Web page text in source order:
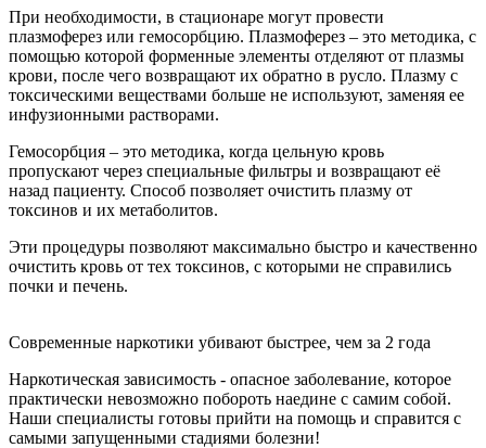
При необходимости, в стационаре могут провести
плазмоферез или гемосорбцию. Плазмоферез – это методика, с
помощью которой форменные элементы отделяют от плазмы
крови, после чего возвращают их обратно в русло. Плазму с
токсическими веществами больше не используют, заменяя ее
инфузионными растворами.
Гемосорбция – это методика, когда цельную кровь
пропускают через специальные фильтры и возвращают её
назад пациенту. Способ позволяет очистить плазму от
токсинов и их метаболитов.
Эти процедуры позволяют максимально быстро и качественно
очистить кровь от тех токсинов, с которыми не справились
почки и печень.
Современные наркотики убивают быстрее, чем за 2 года
Наркотическая зависимость - опасное заболевание, которое
практически невозможно побороть наедине с самим собой.
Наши специалисты готовы прийти на помощь и справится с
самыми запущенными стадиями болезни!